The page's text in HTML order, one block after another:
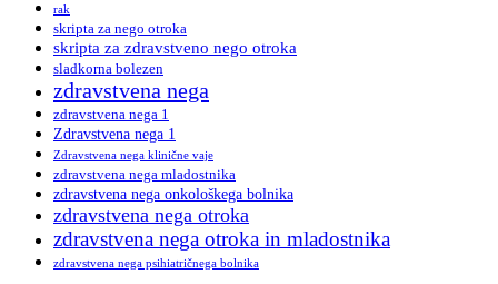
rak
skripta za nego otroka
skripta za zdravstveno nego otroka
sladkorna bolezen
zdravstvena nega
zdravstvena nega 1
Zdravstvena nega 1
Zdravstvena nega klinične vaje
zdravstvena nega mladostnika
zdravstvena nega onkološkega bolnika
zdravstvena nega otroka
zdravstvena nega otroka in mladostnika
zdravstvena nega psihiatričnega bolnika